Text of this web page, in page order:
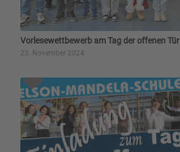
Vorlesewettbewerb am Tag der offenen Tür
23. November 2024